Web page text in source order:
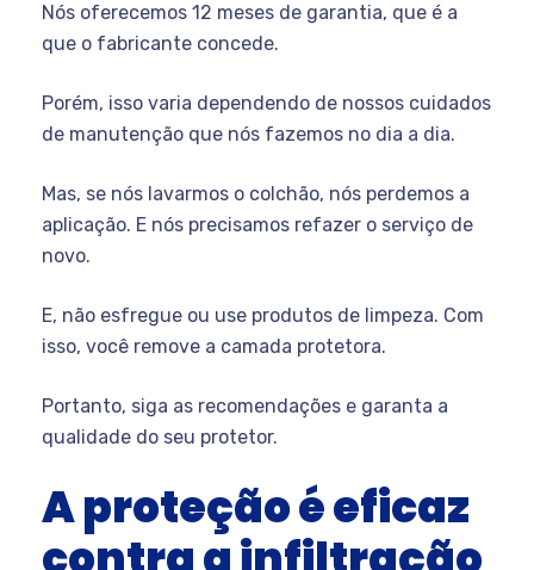
Nós oferecemos 12 meses de garantia, que é a
que o fabricante concede.
Porém, isso varia dependendo de nossos cuidados
de manutenção que nós fazemos no dia a dia.
Mas, se nós lavarmos o colchão, nós perdemos a
aplicação. E nós precisamos refazer o serviço de
novo.
E, não esfregue ou use produtos de limpeza. Com
isso, você remove a camada protetora.
Portanto, siga as recomendações e garanta a
qualidade do seu protetor.
A proteção é eficaz